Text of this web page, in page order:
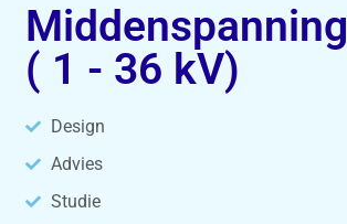
Middenspanning
( 1 - 36 kV)
Design
Advies
Studie